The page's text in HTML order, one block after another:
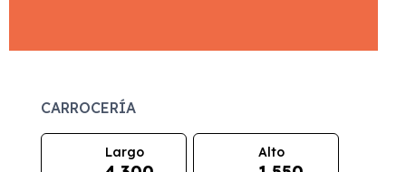
CARROCERÍA
Largo Alto